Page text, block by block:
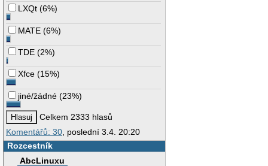
LXQt (6%)
MATE (6%)
TDE (2%)
Xfce (15%)
jiné/žádné (23%)
Celkem 2333 hlasů
Komentářů: 30, poslední 3.4. 20:20
Rozcestník
AbcLinuxu